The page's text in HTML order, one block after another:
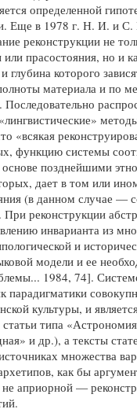
определенной
Еще в 1978 г. Н. И. и
реконструкции не
прасостояния, но и
глубина которого
материала и по
«всякая
функцию системы
позднейшими
дает в том или
(в данном случае —
реконструкции
инварианта из
и
модели и ее
1984, 74].
парадигматики
культуры, и
типа
и др.), а тексты
множества
как бы
априорной —